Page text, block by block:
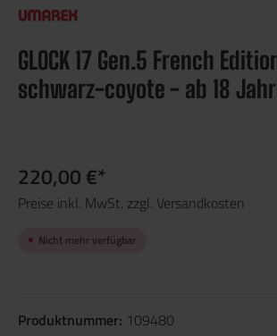
GLOCK 17 Gen.5 French
schwarz-coyote - ab 18
220,00 €*
Preise inkl. MwSt. zzgl. Versandkosten
Nicht mehr verfügbar
Produktnummer: 109480